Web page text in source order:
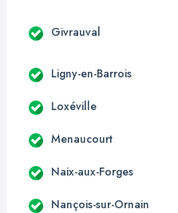
Givrauval
Ligny-en-Barrois
Loxéville
Menaucourt
Naix-aux-Forges
Nançois-sur-Ornain